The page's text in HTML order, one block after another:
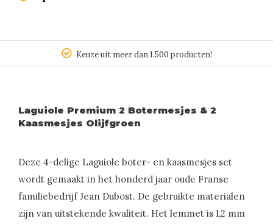
Keuze uit meer dan 1.500 producten!
Laguiole Premium 2 Botermesjes & 2
Kaasmesjes Olijfgroen
Deze 4-delige Laguiole boter- en kaasmesjes set
wordt gemaakt in het honderd jaar oude Franse
familiebedrijf Jean Dubost. De gebruikte materialen
zijn van uitstekende kwaliteit. Het lemmet is 1,2 mm